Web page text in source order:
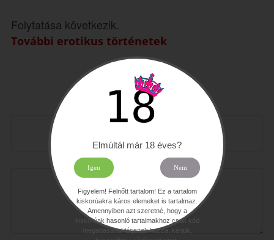
Folytatása következik.
További erotikus történetek
Szólj hozzá!
Neved:
Hozzászólás:
Elmúltál már 18 éves?
Igen Nem
Figyelem! Felnőtt tartalom! Ez a tartalom
kiskorúakra káros elemeket is tartalmaz.
Amennyiben azt szeretné, hogy a
kiskorúak hasonló tartalmakhoz csak kód
megadásával férjenek hozzá, kérjük,